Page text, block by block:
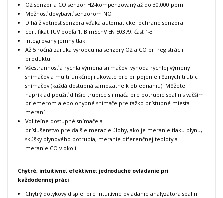
O2 senzor a CO senzor H2-kompenzovanýaž do 30,000 ppm
Možnosť dovybaviť senzorom NO
Dlhá životnosť senzora vďaka automatickej ochrane senzora
certifikát TÜV podľa 1. BImSchV EN 50379, časť 1-3
Integrovaný jemný tlak
Až 5 ročná záruka výrobcu na senzory O2 a CO pri registrácii
produktu
Všestrannosť a rýchla výmena snímačov: výhoda rýchlej výmeny
snímačov a multifunkčnej rukoväte pre pripojenie rôznych trubíc
snímačov (každá dostupná samostatne k objednaniu). Môžete
napríklad použiť dlhšie trubice snímača pre potrubie spalín s väčším
priemerom alebo ohybné snímače pre ťažko prístupné miesta
meraní
Voliteľne dostupné snímače a
príslušenstvo pre ďalšie meracie úlohy, ako je meranie tlaku plynu,
skúšky plynového potrubia, meranie diferenčnej teploty a
meranie CO v okolí
Chytré, intuitívne, efektívne: jednoduché ovládanie pri
každodennej práci
Chytrý dotykový displej pre intuitívne ovládanie analyzátora spalín: